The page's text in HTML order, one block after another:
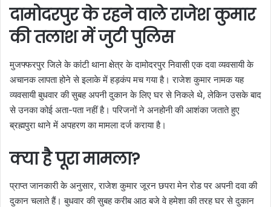
e
m
a
दामोदरपुर के रहने वाले राजेश कुमार
की तलाश में जुटी पुलिस
मुजफ्फरपुर जिले के कांटी थाना क्षेत्र के दामोदरपुर निवासी एक दवा व्यवसायी के
अचानक लापता होने से इलाके में हड़कंप मच गया है। राजेश कुमार नामक यह
व्यवसायी बुधवार की सुबह अपनी दुकान के लिए घर से निकले थे, लेकिन उसके बाद
से उनका कोई अता-पता नहीं है। परिजनों ने अनहोनी की आशंका जताते हुए
ब्रह्मपुरा थाने में अपहरण का मामला दर्ज कराया है।
क्या है पूरा मामला?
प्राप्त जानकारी के अनुसार, राजेश कुमार जूरन छपरा मेन रोड पर अपनी दवा की
दुकान चलाते हैं। बुधवार की सुबह करीब आठ बजे वे हमेशा की तरह घर से दुकान